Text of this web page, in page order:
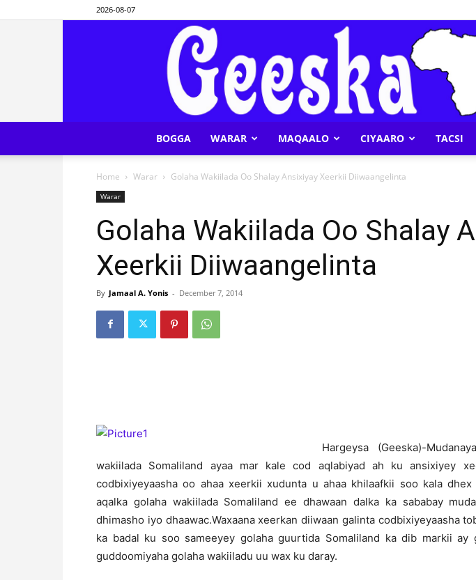
2026-08-07
BOGGA WARAR MAQAALO CIYAARO TACSI
Home Warar Golaha Wakiilada Oo Shalay Ansixiyay Xeerkii Diiwaangelinta
Warar
Golaha Wakiilada Oo Shalay
Xeerkii Diiwaangelinta
By Jamaal A. Yonis - December 7, 2014
Hargeysa (Geeska)-
wakiilada Somaliland ayaa mar kale cod aqlabiyad ah ku ansixiyey
codbixiyeyaasha oo ahaa xeerkii xudunta u ahaa khilaafkii soo kala dhex
aqalka golaha wakiilada Somaliland ee dhawaan dalka ka sababay
dhimasho iyo dhaawac.Waxaana xeerkan diiwaan galinta codbixiyeyaasha
ka badal ku soo sameeyey golaha guurtida Somaliland ka dib markii ay
guddoomiyaha golaha wakiiladu uu wax ku daray.